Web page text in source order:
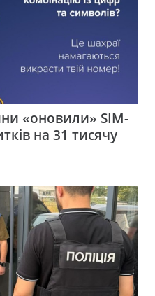
«оновили» SIM-
на 31 тисячу